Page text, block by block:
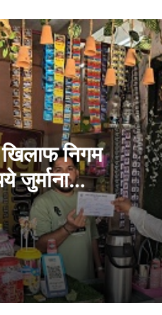
निगम
जुर्माना